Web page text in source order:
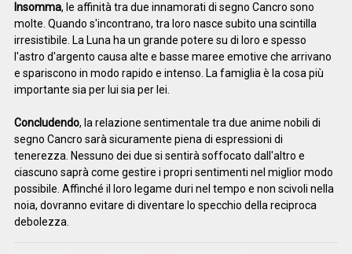
Insomma, le affinità tra due innamorati di segno Cancro sono
molte. Quando s'incontrano, tra loro nasce subito una scintilla
irresistibile. La Luna ha un grande potere su di loro e spesso
l'astro d'argento causa alte e basse maree emotive che arrivano
e spariscono in modo rapido e intenso. La famiglia è la cosa più
importante sia per lui sia per lei.
Concludendo, la relazione sentimentale tra due anime nobili di
segno Cancro sarà sicuramente piena di espressioni di
tenerezza. Nessuno dei due si sentirà soffocato dall'altro e
ciascuno saprà come gestire i propri sentimenti nel miglior modo
possibile. Affinché il loro legame duri nel tempo e non scivoli nella
noia, dovranno evitare di diventare lo specchio della reciproca
debolezza.